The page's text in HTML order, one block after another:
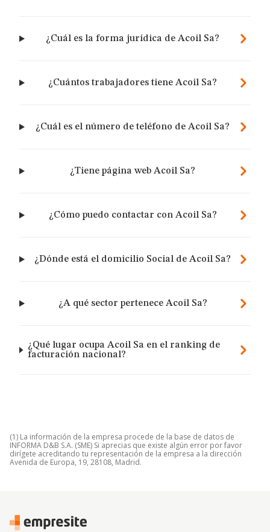
¿Cuál es la forma jurídica de Acoil Sa?
¿Cuántos trabajadores tiene Acoil Sa?
¿Cuál es el número de teléfono de Acoil Sa?
¿Tiene página web Acoil Sa?
¿Cómo puedo contactar con Acoil Sa?
¿Dónde está el domicilio Social de Acoil Sa?
¿A qué sector pertenece Acoil Sa?
¿Qué lugar ocupa Acoil Sa en el ranking de
facturación nacional?
(1) La información de la empresa procede de la base de datos de
INFORMA D&B S.A. (SME) Si aprecias que existe algún error por favor
dirígete acreditando tu representación de la empresa a la dirección
Avenida de Europa, 19, 28108, Madrid.